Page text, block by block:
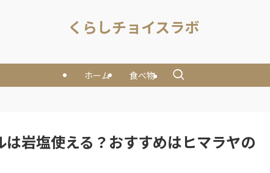
くらしチョイスラボ
ホーム 食べ物
岩塩使える？おすすめはヒマラヤの